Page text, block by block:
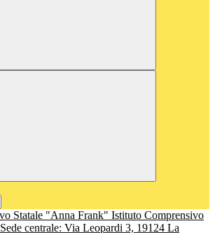
Istituto Comprensivo
Sede centrale: Via Leopardi 3, 19124 La